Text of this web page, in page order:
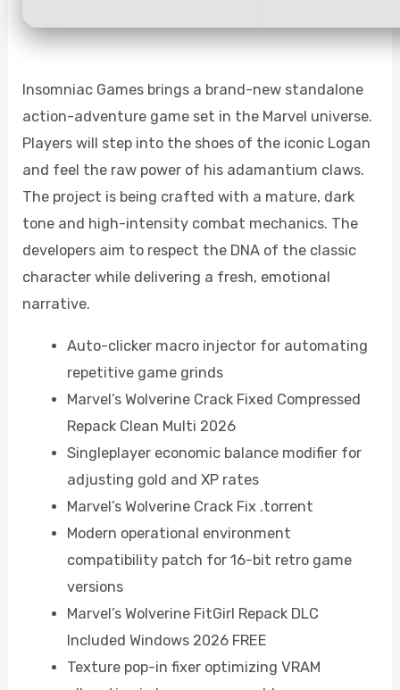
Insomniac Games brings a brand-new standalone
action-adventure game set in the Marvel universe.
Players will step into the shoes of the iconic Logan
and feel the raw power of his adamantium claws.
The project is being crafted with a mature, dark
tone and high-intensity combat mechanics. The
developers aim to respect the DNA of the classic
character while delivering a fresh, emotional
narrative.
Auto-clicker macro injector for automating
repetitive game grinds
Marvel’s Wolverine Crack Fixed Compressed
Repack Clean Multi 2026
Singleplayer economic balance modifier for
adjusting gold and XP rates
Marvel’s Wolverine Crack Fix .torrent
Modern operational environment
compatibility patch for 16-bit retro game
versions
Marvel’s Wolverine FitGirl Repack DLC
Included Windows 2026 FREE
Texture pop-in fixer optimizing VRAM